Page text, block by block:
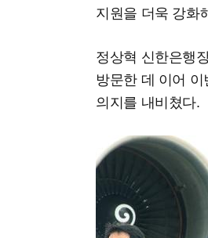
지원을 더욱 강화
정상혁 신한은행
방문한 데 이어
의지를 내비쳤다.